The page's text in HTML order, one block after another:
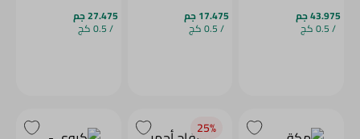
43.975 جم
/ 0.5 كج
17.475 جم
/ 0.5 كج
27.475 جم
/ 0.5 كج
25‎%‎